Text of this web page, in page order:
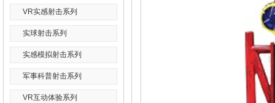
VR实感射击系列
实球射击系列
实感模拟射击系列
军事科普射击系列
VR互动体验系列